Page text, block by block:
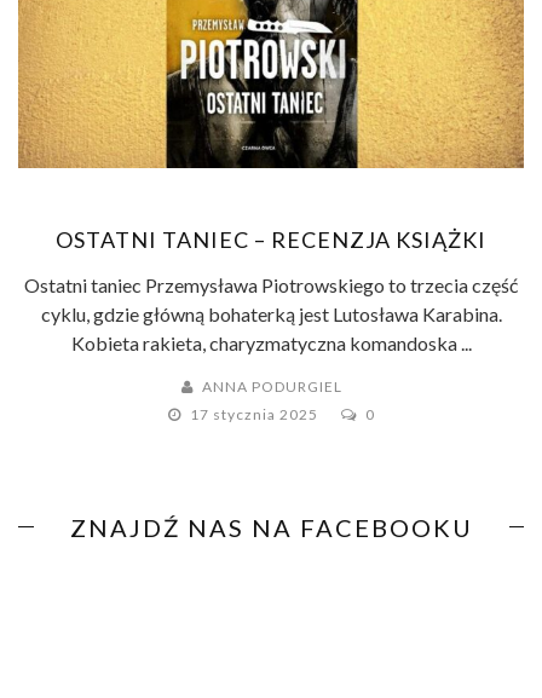
OSTATNI TANIEC – RECENZJA KSIĄŻKI
Ostatni taniec Przemysława Piotrowskiego to trzecia część
cyklu, gdzie główną bohaterką jest Lutosława Karabina.
Kobieta rakieta, charyzmatyczna komandoska ...
ANNA PODURGIEL
17 stycznia 2025
0
ZNAJDŹ NAS NA FACEBOOKU